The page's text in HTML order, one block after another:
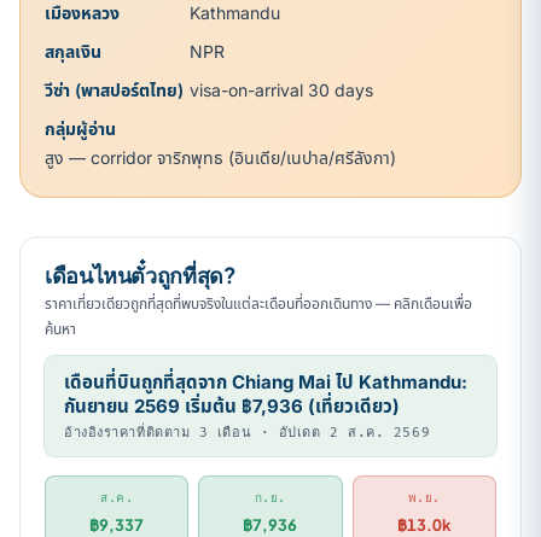
เมืองหลวง
Kathmandu
สกุลเงิน
NPR
วีซ่า (พาสปอร์ตไทย) visa-on-arrival 30 days
กลุ่มผู้อ่าน
สูง — corridor จาริกพุทธ (อินเดีย/เนปาล/ศรีลังกา)
เดือนไหนตั๋วถูกที่สุด?
ราคาเที่ยวเดียวถูกที่สุดที่พบจริงในแต่ละเดือนที่ออกเดินทาง — คลิกเดือนเพื่อ
ค้นหา
เดือนที่บินถูกที่สุดจาก Chiang Mai ไป Kathmandu:
กันยายน 2569 เริ่มต้น ฿7,936 (เที่ยวเดียว)
อ้างอิงราคาที่ติดตาม 3 เดือน · อัปเดต 2 ส.ค. 2569
ส.ค.
฿9,337
ก.ย.
฿7,936
พ.ย.
฿13.0k